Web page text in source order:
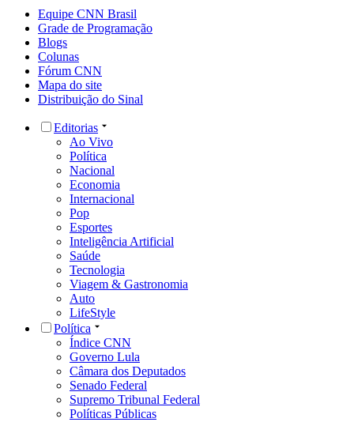
Equipe CNN Brasil
Grade de Programação
Blogs
Colunas
Fórum CNN
Mapa do site
Distribuição do Sinal
Editorias
Ao Vivo
Política
Nacional
Economia
Internacional
Pop
Esportes
Inteligência Artificial
Saúde
Tecnologia
Viagem & Gastronomia
Auto
LifeStyle
Política
Índice CNN
Governo Lula
Câmara dos Deputados
Senado Federal
Supremo Tribunal Federal
Políticas Públicas